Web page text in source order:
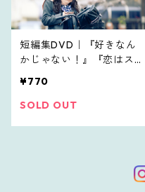
短編集DVD｜『好きなん
かじゃない！』『恋はスト
って君に言うよ』
¥770
SOLD OUT